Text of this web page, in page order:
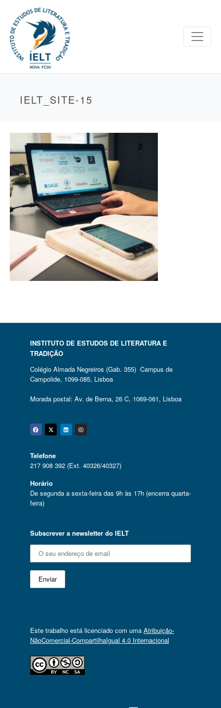
IELT_SITE-15
INSTITUTO DE ESTUDOS DE LITERATURA E
TRADIÇÃO
Colégio Almada Negreiros (Gab. 355) Campus de
Campolide, 1099-085, Lisboa
Morada postal: Av. de Berna, 26 C, 1069-061, Lisboa
Facebook
Twitter
Linkedin
Instagram
Telefone
217 908 392 (Ext. 40326/40327)
Horário
De segunda a sexta-feira das 9h às 17h (encerra quarta-
feira)
Subscrever a newsletter do IELT
Este trabalho está licenciado com uma Atribuição-
NãoComercial-CompartilhaIgual 4.0 Internacional